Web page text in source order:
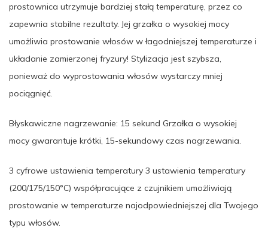
prostownica utrzymuje bardziej stałą temperaturę, przez co
zapewnia stabilne rezultaty. Jej grzałka o wysokiej mocy
umożliwia prostowanie włosów w łagodniejszej temperaturze i
układanie zamierzonej fryzury! Stylizacja jest szybsza,
ponieważ do wyprostowania włosów wystarczy mniej
pociągnięć.
Błyskawiczne nagrzewanie: 15 sekund Grzałka o wysokiej
mocy gwarantuje krótki, 15-sekundowy czas nagrzewania.
3 cyfrowe ustawienia temperatury 3 ustawienia temperatury
(200/175/150°C) współpracujące z czujnikiem umożliwiają
prostowanie w temperaturze najodpowiedniejszej dla Twojego
typu włosów.